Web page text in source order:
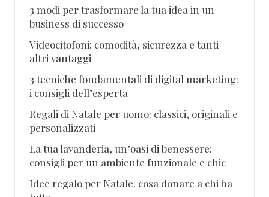
3 modi per trasformare la tua idea in un
business di successo
Videocitofoni: comodità, sicurezza e tanti
altri vantaggi
3 tecniche fondamentali di digital marketing:
i consigli dell’esperta
Regali di Natale per uomo: classici, originali e
personalizzati
La tua lavanderia, un’oasi di benessere:
consigli per un ambiente funzionale e chic
Idee regalo per Natale: cosa donare a chi ha